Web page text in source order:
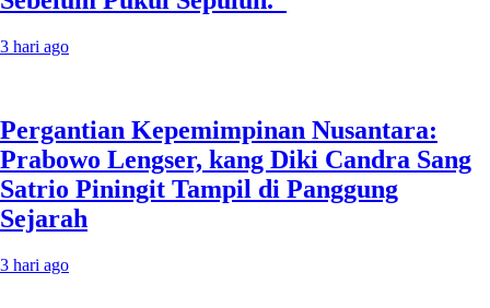
3 hari ago
Pergantian Kepemimpinan Nusantara:
Prabowo Lengser, kang Diki Candra Sang
Satrio Piningit Tampil di Panggung
Sejarah
3 hari ago